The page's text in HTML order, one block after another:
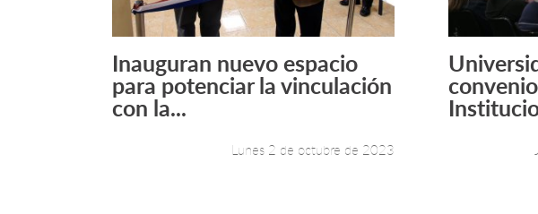
Leer más +
Inauguran nuevo espacio
para potenciar la vinculación
con la...
Lunes 2 de octubre de 2023